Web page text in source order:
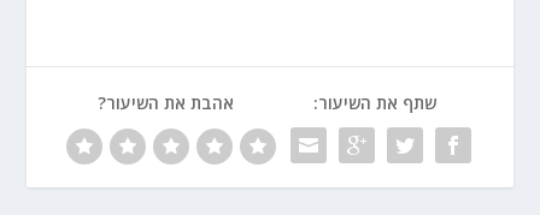
שתף את השיעור: אהבת את השיעור?